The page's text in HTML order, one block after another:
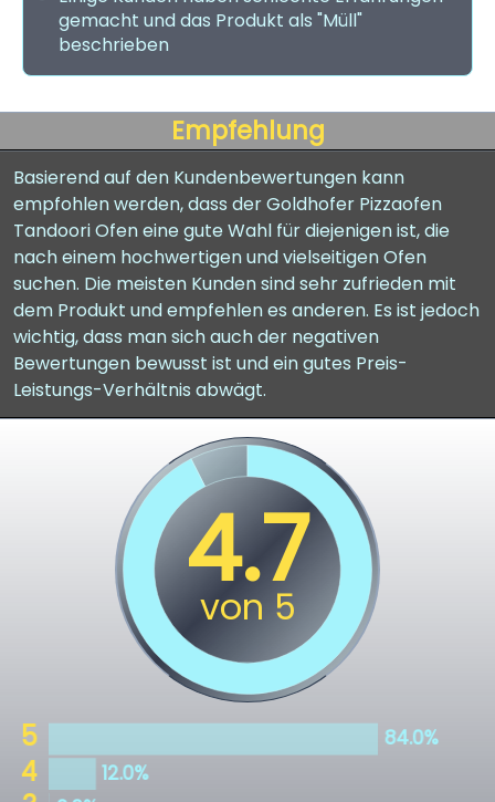
gemacht und das Produkt als "Müll"
beschrieben
Empfehlung
Basierend auf den Kundenbewertungen kann
empfohlen werden, dass der Goldhofer Pizzaofen
Tandoori Ofen eine gute Wahl für diejenigen ist, die
nach einem hochwertigen und vielseitigen Ofen
suchen. Die meisten Kunden sind sehr zufrieden mit
dem Produkt und empfehlen es anderen. Es ist jedoch
wichtig, dass man sich auch der negativen
Bewertungen bewusst ist und ein gutes Preis-
Leistungs-Verhältnis abwägt.